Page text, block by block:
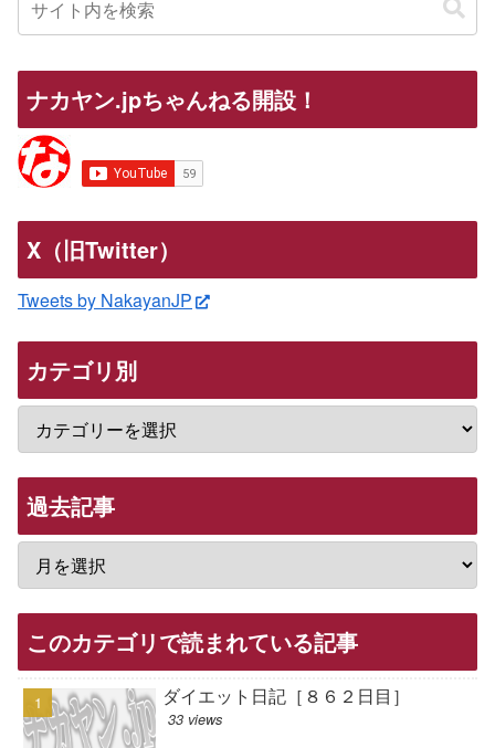
ナカヤン.jpちゃんねる開設！
X（旧Twitter）
Tweets by NakayanJP
カテゴリ別
過去記事
このカテゴリで読まれている記事
ダイエット日記［８６２日目］
33 views